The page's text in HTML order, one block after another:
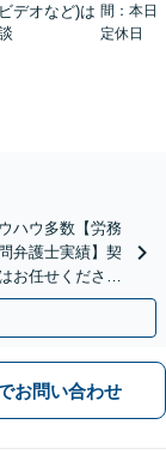
デオなど)は 間：本日
定休日
ハウ多数【労務
弁護士実績】契
お任せくださ
お問い合わせ